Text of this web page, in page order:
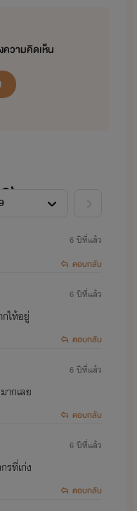
ตอนดอกไผ่สื่อรัก
ความคิดเห็น
)
6 ปีที่แล้ว
ตอบกลับ
ให้อยู่
6 ปีที่แล้ว
ตอบกลับ
ากเลย
6 ปีที่แล้ว
ตอบกลับ
รที่เก่ง
6 ปีที่แล้ว
ตอบกลับ